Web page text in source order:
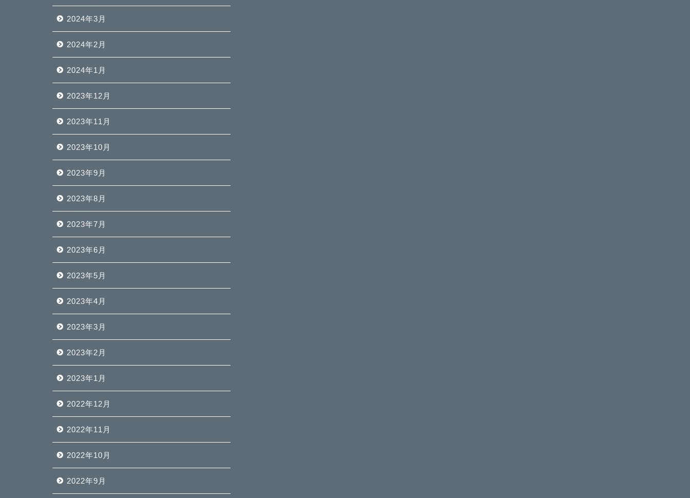
2024年3月
2024年2月
2024年1月
2023年12月
2023年11月
2023年10月
2023年9月
2023年8月
2023年7月
2023年6月
2023年5月
2023年4月
2023年3月
2023年2月
2023年1月
2022年12月
2022年11月
2022年10月
2022年9月